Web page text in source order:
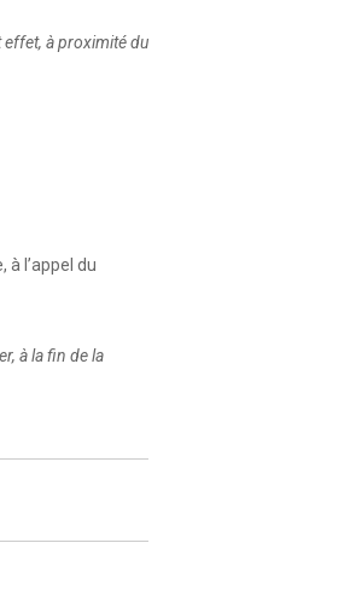
effet, à proximité du
l’appel du
à la fin de la